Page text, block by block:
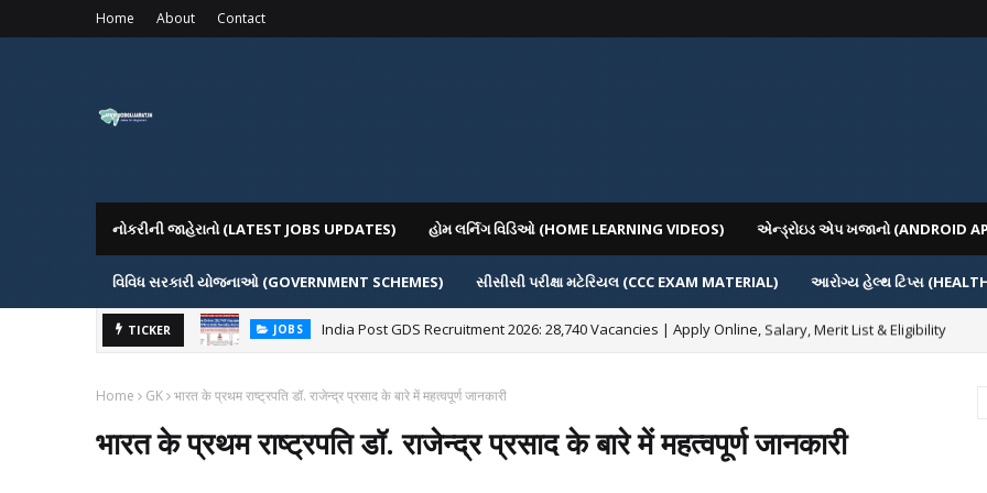
Home About Contact
નોકરીની જાહેરાતો (LATEST JOBS UPDATES) હોમ લર્નિગ વિડિઓ (HOME LEARNING VIDEOS) એન્ડ્રોઇડ એપ ખજાનો (ANDROID
વિવિધ સરકારી યોજનાઓ (GOVERNMENT SCHEMES) સીસીસી પરીક્ષા મટેરિયલ (CCC EXAM MATERIAL) આરોગ્ય હેલ્થ ટિપ્સ
TICKER JOBS Gujarat Agricultural Universities (AAU, JAU, NAU) Recruitment 2025 Notification Out for 156
Home GK भारत के प्रथम राष्‍ट्रपति डॉ. राजेन्द्र प्रसाद के बारे में महत्‍वपूर्ण जानकारी
भारत के प्रथम राष्‍ट्रपति डॉ. राजेन्द्र प्रसाद के बारे में महत्‍वपूर्ण जानकारी